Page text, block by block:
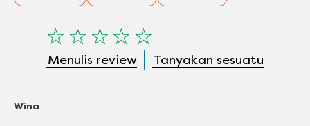
Tidak
ada
peringkat
Menulis review Tanyakan sesuatu
Wina